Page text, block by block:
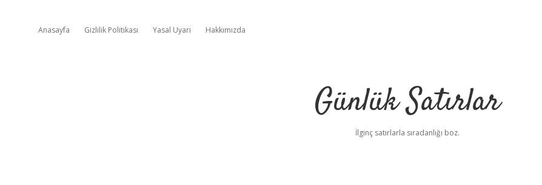
Anasayfa Gizlilik Politikası Yasal Uyarı Hakkımızda
Günlük Satırlar
İlginç satırlarla sıradanlığı boz.